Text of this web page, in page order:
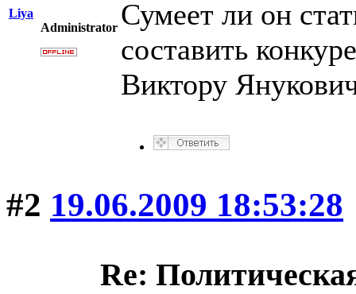
Liya
Administrator Сумеет ли он
составить
Виктору
#2 19.06.2009 18:53:28
Re: